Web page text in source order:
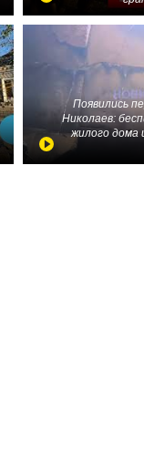
Появились
Николаев:
жилого дома